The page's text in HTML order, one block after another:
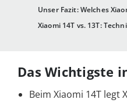
Unser Fazit: Welches
Xiaomi 14T vs. 13T:
Das Wichtigste
Beim Xiaomi 14T legt